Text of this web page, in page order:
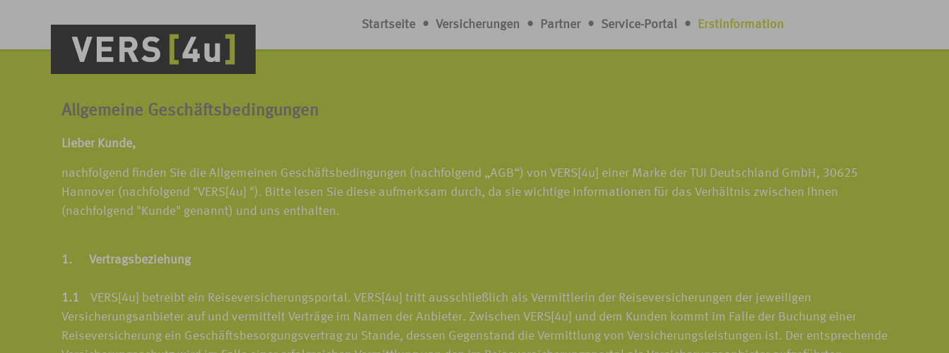
Startseite • Versicherungen • Partner • Service-Portal • Erstinformation
Allgemeine Geschäftsbedingungen
Lieber Kunde,
nachfolgend finden Sie die Allgemeinen Geschäftsbedingungen (nachfolgend „AGB“) von VERS[4u] einer Marke der TUI Deutschland GmbH, 30625
Hannover (nachfolgend "VERS[4u] "). Bitte lesen Sie diese aufmerksam durch, da sie wichtige Informationen für das Verhältnis zwischen Ihnen
(nachfolgend "Kunde" genannt) und uns enthalten.
1. Vertragsbeziehung
1.1
VERS[4u] betreibt ein Reiseversicherungsportal. VERS[4u] tritt ausschließlich als Vermittlerin der Reiseversicherungen der jeweiligen
Versicherungsanbieter auf und vermittelt Verträge im Namen der Anbieter. Zwischen VERS[4u] und dem Kunden kommt im Falle der Buchung einer
Reiseversicherung ein Geschäftsbesorgungsvertrag zu Stande, dessen Gegenstand die Vermittlung von Versicherungsleistungen ist. Der entsprechende